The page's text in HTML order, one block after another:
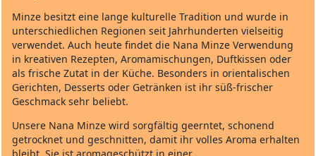
Minze besitzt eine lange kulturelle Tradition und wurde in
unterschiedlichen Regionen seit Jahrhunderten vielseitig
verwendet. Auch heute findet die Nana Minze Verwendung
in kreativen Rezepten, Aromamischungen, Duftkissen oder
als frische Zutat in der Küche. Besonders in orientalischen
Gerichten, Desserts oder Getränken ist ihr süß‑frischer
Geschmack sehr beliebt.
Unsere Nana Minze wird sorgfältig geerntet, schonend
getrocknet und geschnitten, damit ihr volles Aroma erhalten